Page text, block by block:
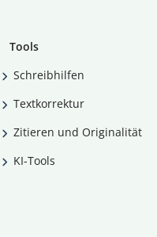
Tools
Schreibhilfen
Textkorrektur
Zitieren und Originalität
KI-Tools